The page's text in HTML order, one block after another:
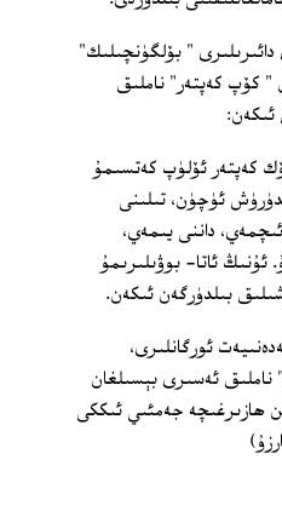
" بۆلگۈنچىلىك"
" كۆپ كەپتەر" ناملىق
ئىكەن:
كەپتەر ئۆلۈپ كەتسىمۇ
ئۈچۈن، تىلىنى
داننى يىمەي،
ئۇنىڭ ئاتا- بوۋىلىرىمۇ
بىلدۈرگەن ئىكەن.
ئورگانلىرى،
ئەسىرى بېسىلغان
نىڭ 5 - سانىدىن ھازىرغىچە جەمئىي ئىككى